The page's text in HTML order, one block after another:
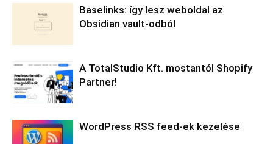
Baselinks: így lesz weboldal az
Obsidian vault-odból
A TotalStudio Kft. mostantól Shopify
Partner!
WordPress RSS feed-ek kezelése